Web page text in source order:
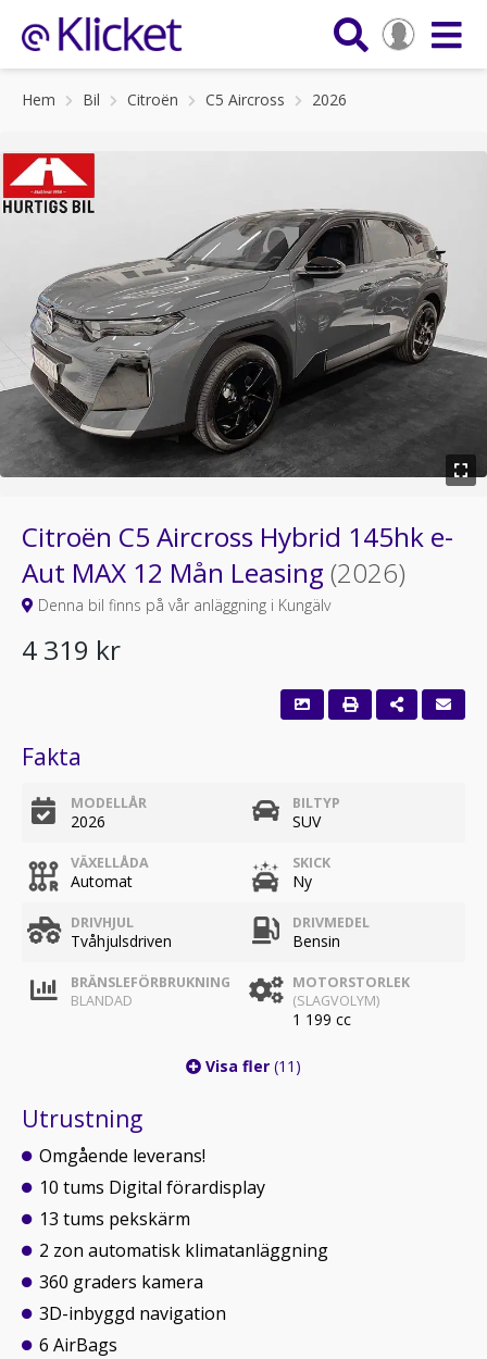
Hem Bil Citroën C5 Aircross 2026
Citroën C5 Aircross Hybrid 145hk e-
Aut MAX 12 Mån Leasing (2026)
Denna bil finns på vår anläggning i Kungälv
4 319 kr
Fakta
MODELLÅR
2026
BILTYP
SUV
VÄXELLÅDA
Automat
SKICK
Ny
DRIVHJUL
Tvåhjulsdriven
DRIVMEDEL
Bensin
BRÄNSLEFÖRBRUKNING
BLANDAD
MOTORSTORLEK
(SLAGVOLYM)
1 199 cc
Visa fler (11)
Utrustning
Omgående leverans!
10 tums Digital förardisplay
13 tums pekskärm
2 zon automatisk klimatanläggning
360 graders kamera
3D-inbyggd navigation
6 AirBags